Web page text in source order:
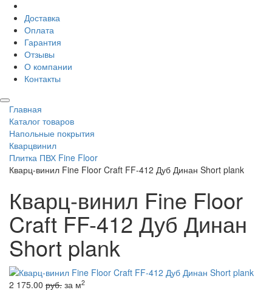
Доставка
Оплата
Гарантия
Отзывы
О компании
Контакты
Главная
Каталог товаров
Напольные покрытия
Кварцвинил
Плитка ПВХ Fine Floor
Кварц-винил Fine Floor Craft FF-412 Дуб Динан Short plank
Кварц-винил Fine Floor
Craft FF-412 Дуб Динан
Short plank
2 175.00 руб. за м2